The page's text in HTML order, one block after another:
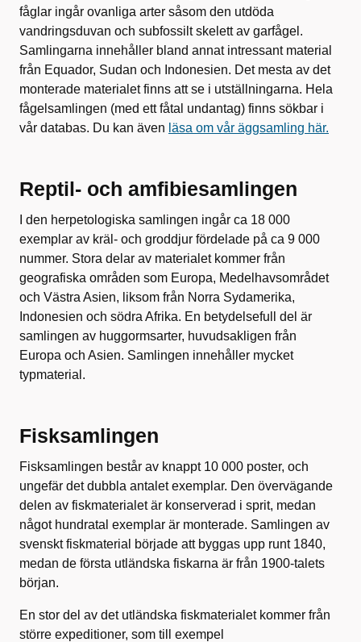
fåglar ingår ovanliga arter såsom den utdöda
vandringsduvan och subfossilt skelett av garfågel.
Samlingarna innehåller bland annat intressant material
från Equador, Sudan och Indonesien. Det mesta av det
monterade materialet finns att se i utställningarna. Hela
fågelsamlingen (med ett fåtal undantag) finns sökbar i
vår databas. Du kan även läsa om vår äggsamling här.
Reptil- och amfibiesamlingen
I den herpetologiska samlingen ingår ca 18 000
exemplar av kräl- och groddjur fördelade på ca 9 000
nummer. Stora delar av materialet kommer från
geografiska områden som Europa, Medelhavsområdet
och Västra Asien, liksom från Norra Sydamerika,
Indonesien och södra Afrika. En betydelsefull del är
samlingen av huggormsarter, huvudsakligen från
Europa och Asien. Samlingen innehåller mycket
typmaterial.
Fisksamlingen
Fisksamlingen består av knappt 10 000 poster, och
ungefär det dubbla antalet exemplar. Den övervägande
delen av fiskmaterialet är konserverad i sprit, medan
något hundratal exemplar är monterade. Samlingen av
svenskt fiskmaterial började att byggas upp runt 1840,
medan de första utländska fiskarna är från 1900-talets
början.
En stor del av det utländska fiskmaterialet kommer från
större expeditioner, som till exempel